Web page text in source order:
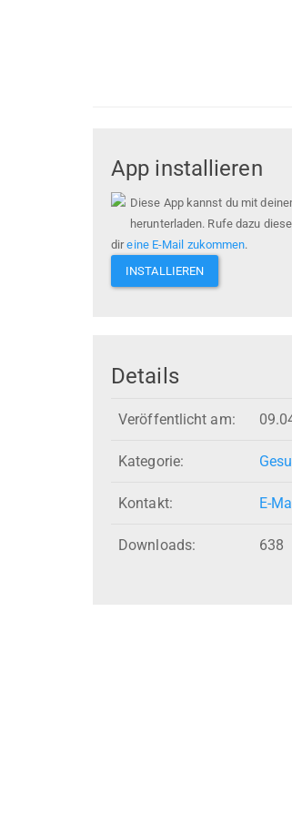
App installieren
Diese App kannst du mit
herunterladen. Rufe dazu
direine E-Mail zukommen.
INSTALLIEREN
Details
Veröffentlicht am:
Kategorie:
Kontakt: E-
Downloads: 638